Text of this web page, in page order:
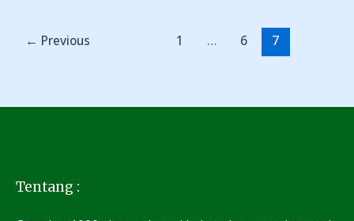
← Previous 1 … 6 7
Tentang :